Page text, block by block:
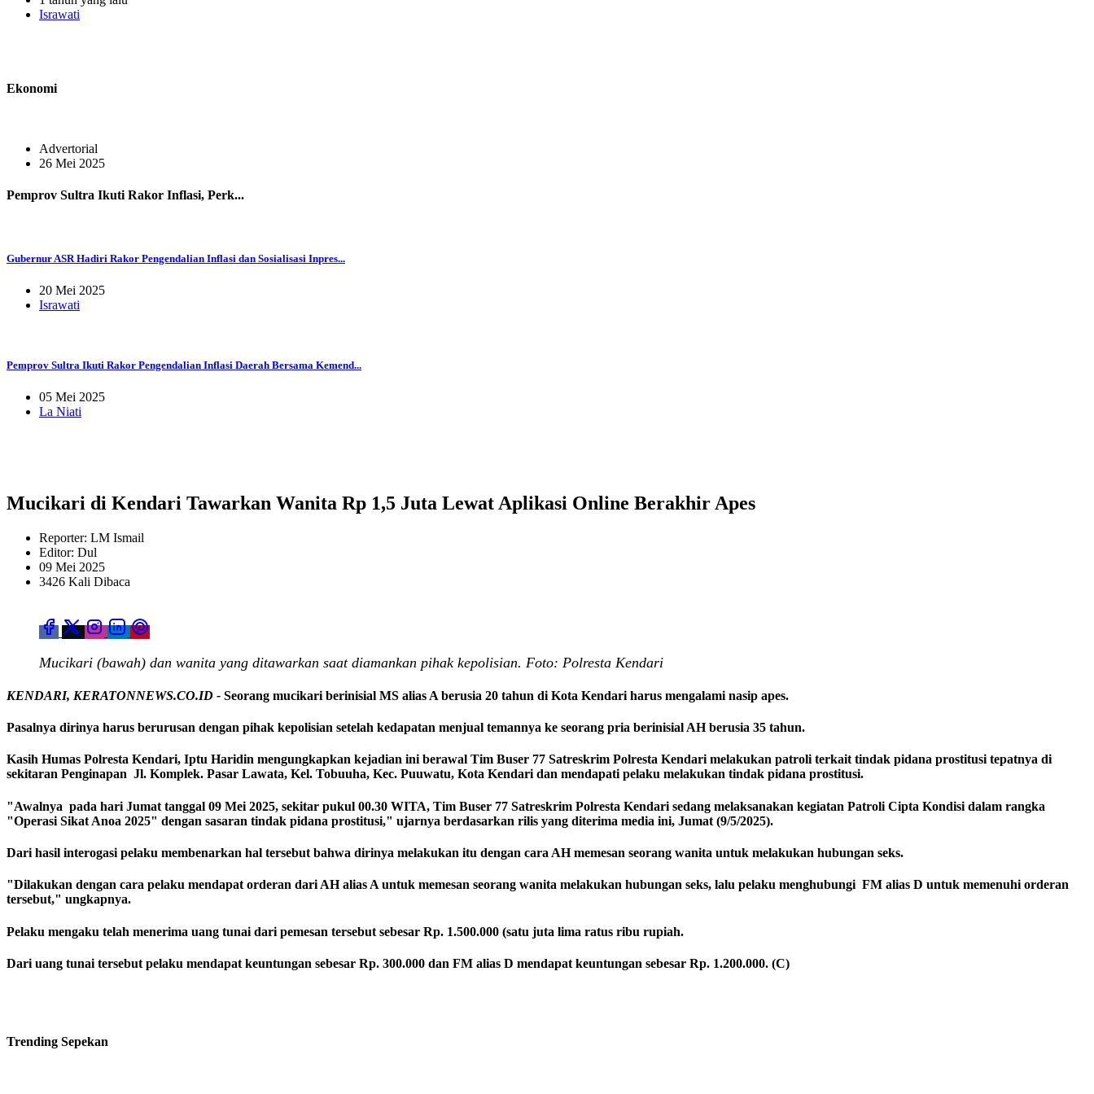
Israwati
Ekonomi
Advertorial
26 Mei 2025
Pemprov Sultra Ikuti Rakor Inflasi, Perk...
Gubernur ASR Hadiri Rakor Pengendalian Inflasi dan Sosialisasi Inpres...
20 Mei 2025
Israwati
Pemprov Sultra Ikuti Rakor Pengendalian Inflasi Daerah Bersama Kemend...
05 Mei 2025
La Niati
Mucikari di Kendari Tawarkan Wanita Rp 1,5 Juta Lewat Aplikasi Online Berakhir Apes
Reporter: LM Ismail
Editor: Dul
09 Mei 2025
3426 Kali Dibaca
Mucikari (bawah) dan wanita yang ditawarkan saat diamankan pihak kepolisian. Foto: Polresta Kendari
KENDARI, KERATONNEWS.CO.ID - Seorang mucikari berinisial MS alias A berusia 20 tahun di Kota Kendari harus mengalami nasip apes.
Pasalnya dirinya harus berurusan dengan pihak kepolisian setelah kedapatan menjual temannya ke seorang pria berinisial AH berusia 35 tahun.
Kasih Humas Polresta Kendari, Iptu Haridin mengungkapkan kejadian ini berawal Tim Buser 77 Satreskrim Polresta Kendari melakukan patroli terkait tindak pidana prostitusi tepatnya di
sekitaran Penginapan Jl. Komplek. Pasar Lawata, Kel. Tobuuha, Kec. Puuwatu, Kota Kendari dan mendapati pelaku melakukan tindak pidana prostitusi.
"Awalnya pada hari Jumat tanggal 09 Mei 2025, sekitar pukul 00.30 WITA, Tim Buser 77 Satreskrim Polresta Kendari sedang melaksanakan kegiatan Patroli Cipta Kondisi dalam rangka
"Operasi Sikat Anoa 2025" dengan sasaran tindak pidana prostitusi," ujarnya berdasarkan rilis yang diterima media ini, Jumat (9/5/2025).
Dari hasil interogasi pelaku membenarkan hal tersebut bahwa dirinya melakukan itu dengan cara AH memesan seorang wanita untuk melakukan hubungan seks.
"Dilakukan dengan cara pelaku mendapat orderan dari AH alias A untuk memesan seorang wanita melakukan hubungan seks, lalu pelaku menghubungi FM alias D untuk memenuhi orderan
tersebut," ungkapnya.
Pelaku mengaku telah menerima uang tunai dari pemesan tersebut sebesar Rp. 1.500.000 (satu juta lima ratus ribu rupiah.
Dari uang tunai tersebut pelaku mendapat keuntungan sebesar Rp. 300.000 dan FM alias D mendapat keuntungan sebesar Rp. 1.200.000. (C)
Trending Sepekan